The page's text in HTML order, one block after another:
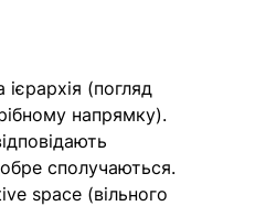
ієрархія (погляд
напрямку).
сполучаються.
space (вільного